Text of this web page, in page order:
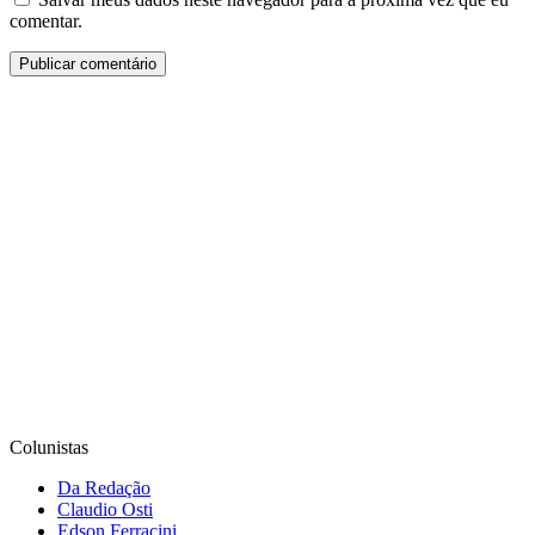
comentar.
Colunistas
Da Redação
Claudio Osti
Edson Ferracini